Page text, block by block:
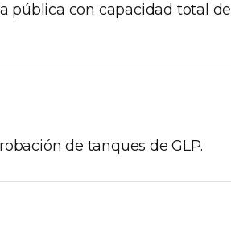
pública con capacidad total de
de tanques de GLP.